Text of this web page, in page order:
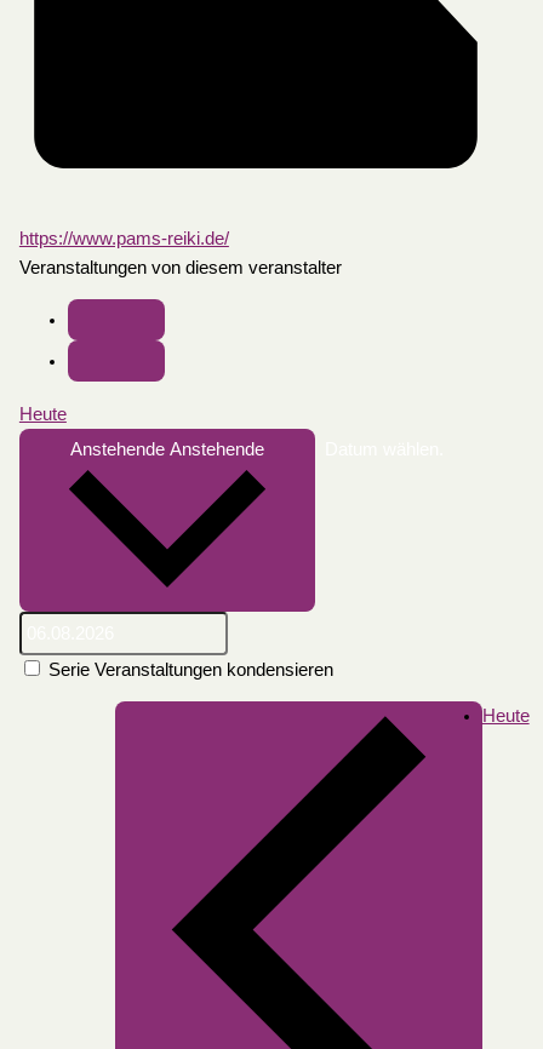
https://www.pams-reiki.de/
Veranstaltungen von diesem veranstalter
Heute
Anstehende Anstehende
Serie Veranstaltungen kondensieren
Heute